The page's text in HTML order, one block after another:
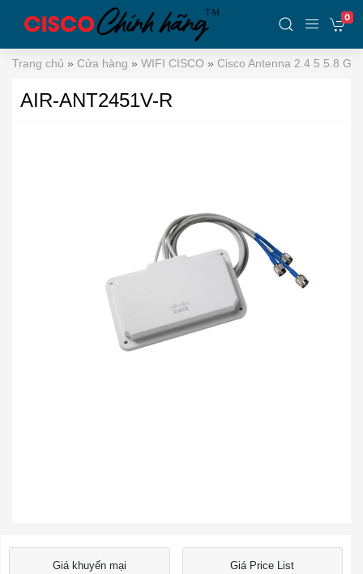
0
Trang chủ » Cửa hàng » WIFI CISCO » Cisco Antenna 2.4 5 5.8
AIR-ANT2451V-R
Giá khuyến mại
Giá Price List